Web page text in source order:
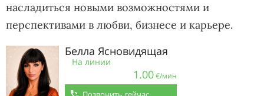
насладиться новыми возможностями и
перспективами в любви, бизнесе и карьере.